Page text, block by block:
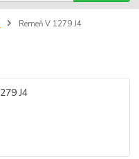
Remeň V 1279 J4